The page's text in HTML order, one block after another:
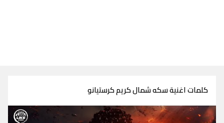
كلمات اغنية سكه شمال كريم كرستيانو